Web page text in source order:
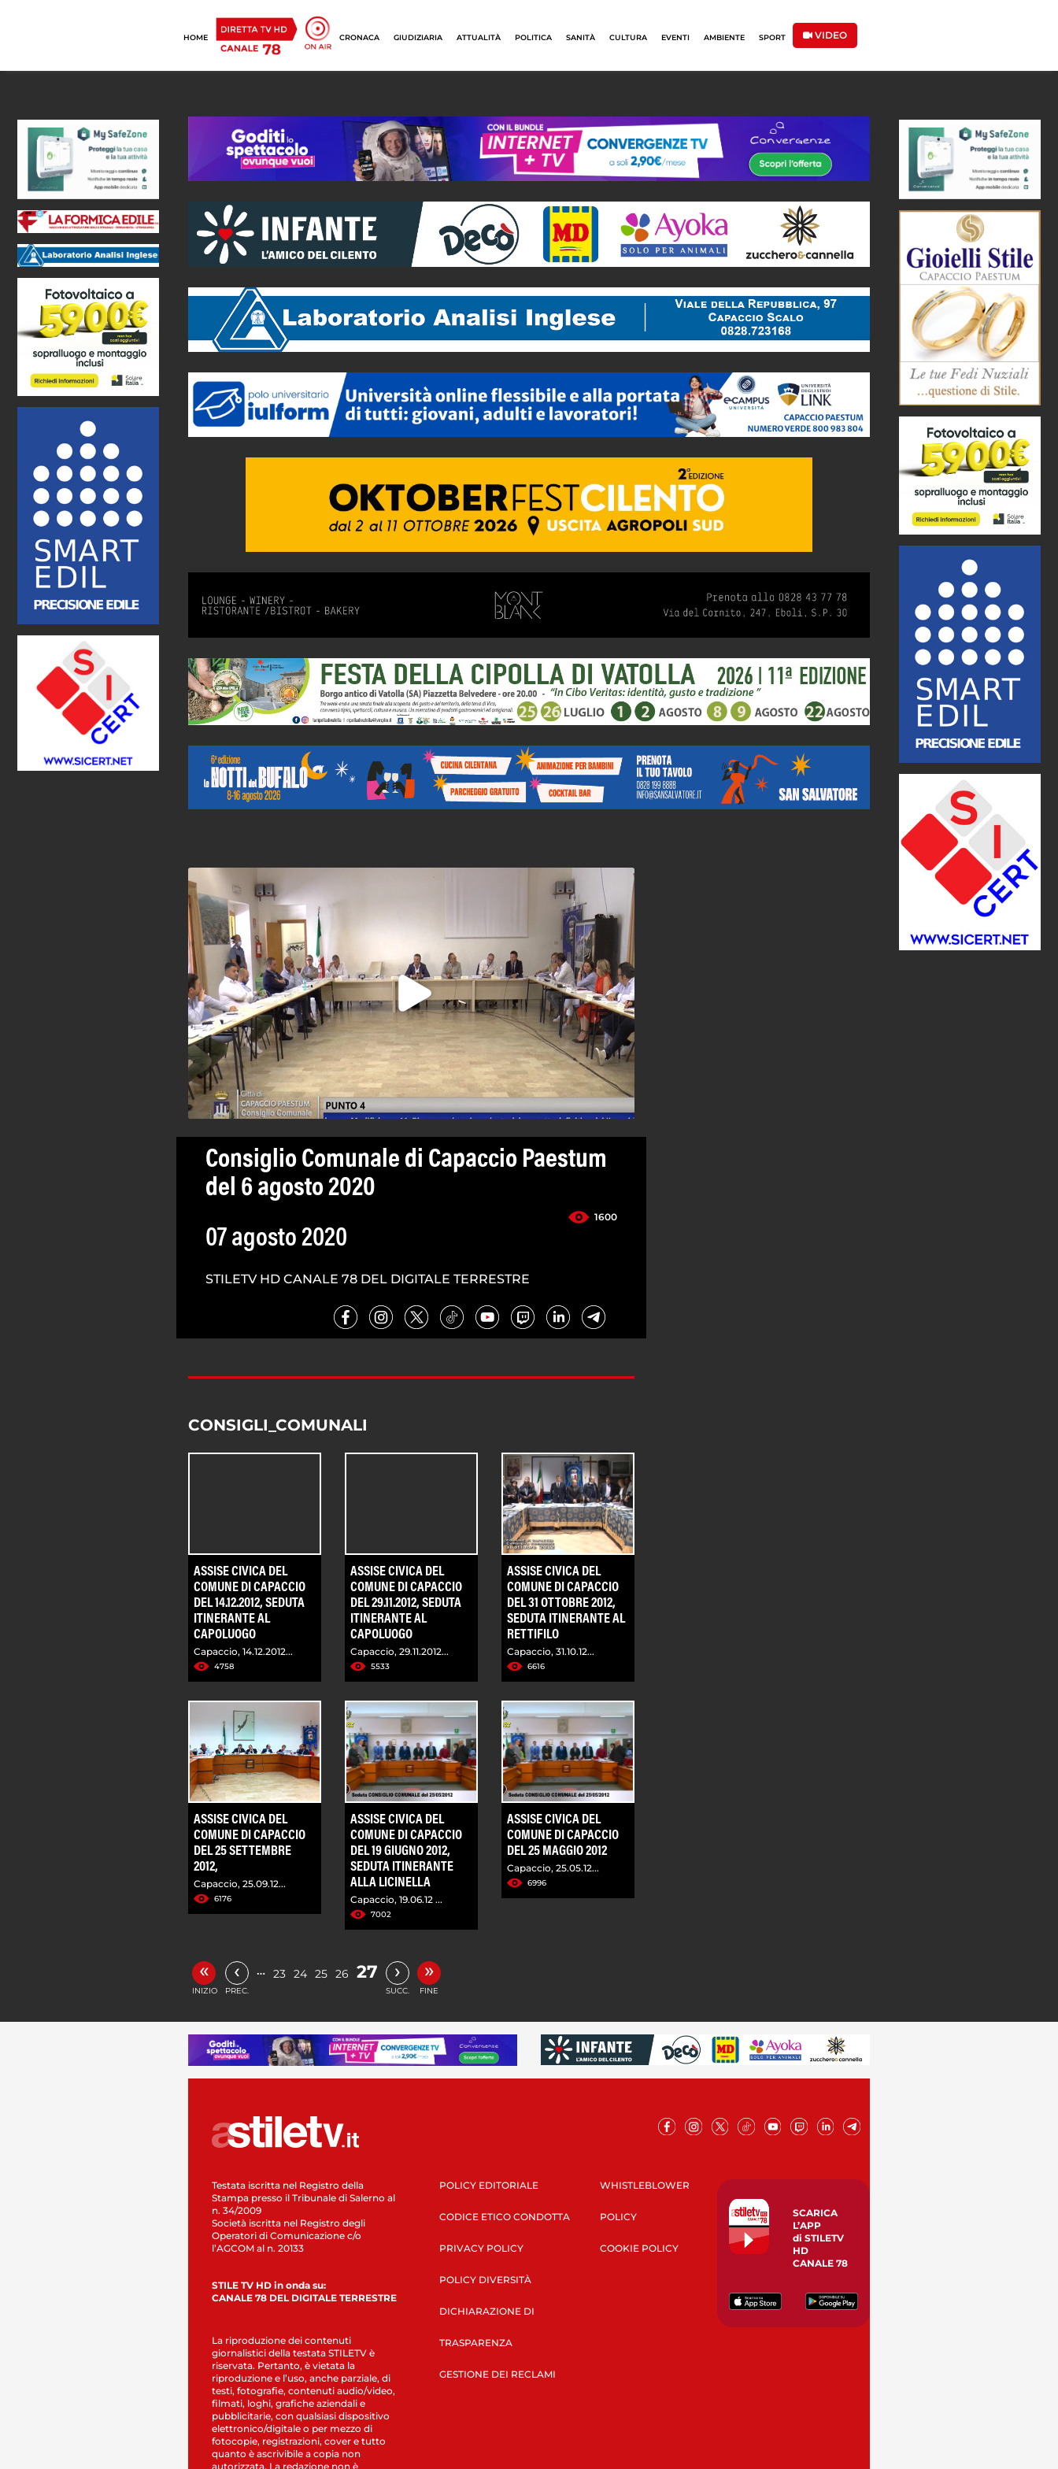
HOME CRONACA GIUDIZIARIA ATTUALITÀ POLITICA SANITÀ CULTURA EVENTI AMBIENTE SPORT VIDEO
Consiglio Comunale di Capaccio Paestum
del 6 agosto 2020
1600
07 agosto 2020
STILETV HD CANALE 78 DEL DIGITALE TERRESTRE
CONSIGLI_COMUNALI
ASSISE CIVICA DEL
COMUNE DI CAPACCIO
DEL 14.12.2012, SEDUTA
ITINERANTE AL
CAPOLUOGO
Capaccio, 14.12.2012...
4758
ASSISE CIVICA DEL
COMUNE DI CAPACCIO
DEL 29.11.2012, SEDUTA
ITINERANTE AL
CAPOLUOGO
Capaccio, 29.11.2012...
5533
ASSISE CIVICA DEL
COMUNE DI CAPACCIO
DEL 31 OTTOBRE 2012,
SEDUTA ITINERANTE AL
RETTIFILO
Capaccio, 31.10.12...
6616
ASSISE CIVICA DEL
COMUNE DI CAPACCIO
DEL 25 SETTEMBRE
2012,
Capaccio, 25.09.12...
6176
ASSISE CIVICA DEL
COMUNE DI CAPACCIO
DEL 19 GIUGNO 2012,
SEDUTA ITINERANTE
ALLA LICINELLA
Capaccio, 19.06.12 ...
7002
ASSISE CIVICA DEL
COMUNE DI CAPACCIO
DEL 25 MAGGIO 2012
Capaccio, 25.05.12...
6996
«
INIZIO
‹
PREC.
… 23 24 25 26 27 ›
SUCC.
»
FINE
Testata iscritta nel Registro della
Stampa presso il Tribunale di Salerno al
n. 34/2009
Società iscritta nel Registro degli
Operatori di Comunicazione c/o
l’AGCOM al n. 20133
STILE TV HD in onda su:
CANALE 78 DEL DIGITALE TERRESTRE
La riproduzione dei contenuti
giornalistici della testata STILETV è
riservata. Pertanto, è vietata la
riproduzione e l’uso, anche parziale, di
testi, fotografie, contenuti audio/video,
filmati, loghi, grafiche aziendali e
pubblicitarie, con qualsiasi dispositivo
elettronico/digitale o per mezzo di
fotocopie, registrazioni, cover e tutto
quanto è ascrivibile a copia non
autorizzata. La redazione non è
POLICY EDITORIALE
CODICE ETICO CONDOTTA
PRIVACY POLICY
POLICY DIVERSITÀ
DICHIARAZIONE DI
TRASPARENZA
GESTIONE DEI RECLAMI
WHISTLEBLOWER
POLICY
COOKIE POLICY
SCARICA
L’APP
di STILETV
HD
CANALE 78